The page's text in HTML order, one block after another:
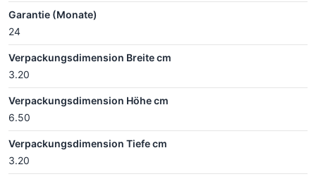
Garantie (Monate)
24
Verpackungsdimension Breite cm
3.20
Verpackungsdimension Höhe cm
6.50
Verpackungsdimension Tiefe cm
3.20